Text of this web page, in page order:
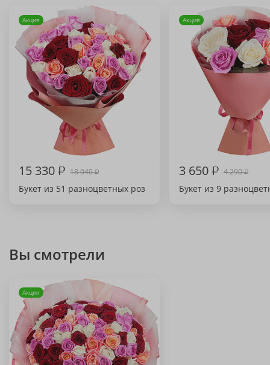
Акция
15 330₽ 18 040₽
Букет из 51 разноцветных роз
Акция
3 650₽ 4 290₽
Букет из 9
Вы смотрели
Акция